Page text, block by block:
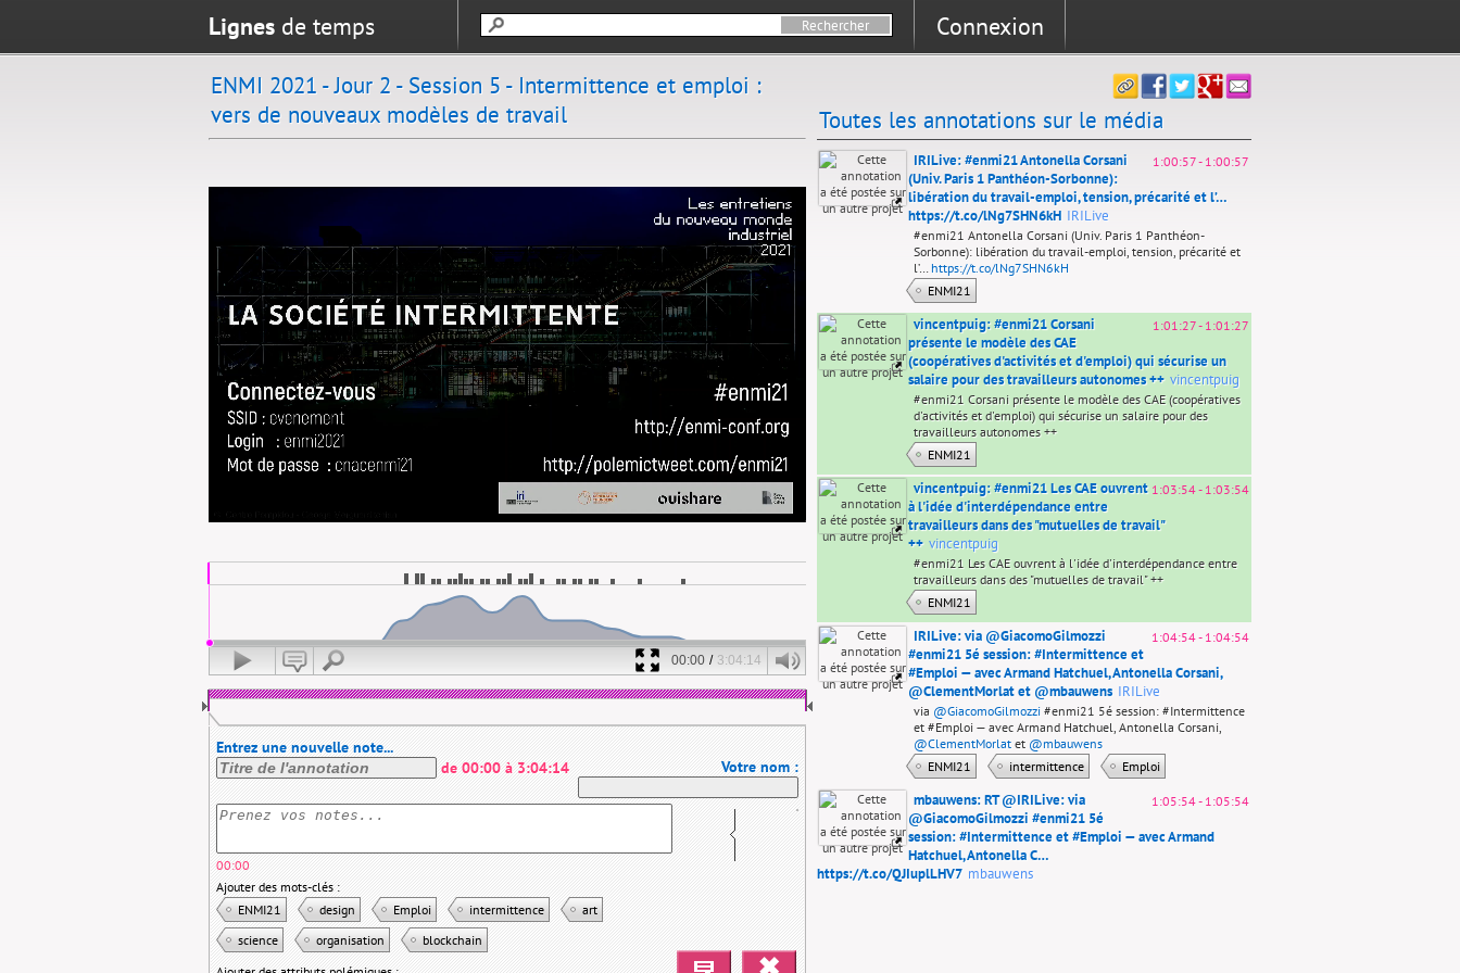
Lignes de temps Connexion
ENMI 2021 - Jour 2 - Session 5 - Intermittence et emploi :
vers de nouveaux modèles de travail
00:00 / 3:04:14
Entrez une nouvelle note...
de 00:00 à 3:04:14 Votre nom :
00:00
Ajouter des mots-clés :
ENMI21
design Emploi intermittence
art
science
organisation
blockchain
Toutes les annotations sur le média
1:00:57- 1:00:57
IRILive: #enmi21 Antonella Corsani
(Univ. Paris 1 Panthéon-Sorbonne):
libération du travail-emploi, tension, précarité et l’…
https://t.co/lNg7SHN6kH IRILive
#enmi21 Antonella Corsani (Univ. Paris 1 Panthéon-
Sorbonne): libération du travail-emploi, tension, précarité et
l’… https://t.co/lNg7SHN6kH
ENMI21
1:01:27- 1:01:27
vincentpuig: #enmi21 Corsani
présente le modèle des CAE
(coopératives d'activités et d'emploi) qui sécurise un
salaire pour des travailleurs autonomes ++ vincentpuig
#enmi21 Corsani présente le modèle des CAE (coopératives
d'activités et d'emploi) qui sécurise un salaire pour des
travailleurs autonomes ++
ENMI21
1:03:54- 1:03:54
vincentpuig: #enmi21 Les CAE ouvrent
à l'idée d'interdépendance entre
travailleurs dans des "mutuelles de travail"
++ vincentpuig
#enmi21 Les CAE ouvrent à l'idée d'interdépendance entre
travailleurs dans des "mutuelles de travail" ++
ENMI21
1:04:54- 1:04:54
IRILive: via @GiacomoGilmozzi
#enmi21 5é session: #Intermittence et
#Emploi — avec Armand Hatchuel, Antonella Corsani,
@ClementMorlatet @mbauwens IRILive
via @GiacomoGilmozzi #enmi21 5é session: #Intermittence
et #Emploi — avec Armand Hatchuel, Antonella Corsani,
@ClementMorlat et @mbauwens
ENMI21
intermittence Emploi
1:05:54- 1:05:54
mbauwens: RT@IRILive: via
@GiacomoGilmozzi #enmi21 5é
session: #Intermittence et #Emploi — avec Armand
Hatchuel, Antonella C…
https://t.co/QJIuplLHV7 mbauwens